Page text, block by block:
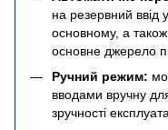
на резервний ввід
основному, а
основне джерело
Ручний режим:
вводами вручну
зручності